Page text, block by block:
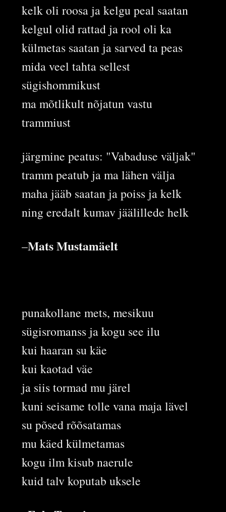
kelk oli roosa ja kelgu peal saatan
kelgul olid rattad ja rool oli ka
külmetas saatan ja sarved ta peas
mida veel tahta sellest
sügishommikust
ma mõtlikult nõjatun vastu
trammiust
järgmine peatus: "Vabaduse väljak"
tramm peatub ja ma lähen välja
maha jääb saatan ja poiss ja kelk
ning eredalt kumav jäälillede helk
–Mats Mustamäelt
punakollane mets, mesikuu
sügisromanss ja kogu see ilu
kui haaran su käe
kui kaotad väe
ja siis tormad mu järel
kuni seisame tolle vana maja lävel
su põsed rõõsatamas
mu käed külmetamas
kogu ilm kisub naerule
kuid talv koputab uksele